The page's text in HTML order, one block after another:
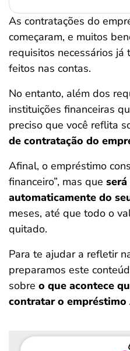
As contratações do
começaram, e muitos
requisitos necessários já
feitos nas contas.
No entanto, além dos
instituições financeiras
preciso que você reflita
de contratação do
Afinal, o empréstimo
financeiro”, mas que
automaticamente do
meses, até que todo o
quitado.
Para te ajudar a refletir
preparamos este
sobre o que acontece
contratar o